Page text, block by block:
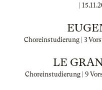
Choreinstudierung | 3
LE
Choreinstudierung | 9